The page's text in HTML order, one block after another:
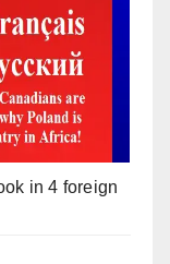
in 4 foreign